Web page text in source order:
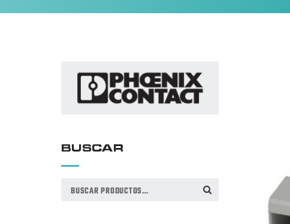
BUSCAR
Buscar
BUSCAR